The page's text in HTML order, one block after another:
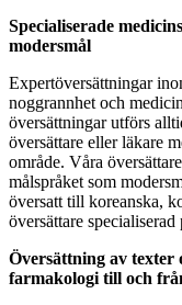
Specialiserade
modersmål
Expertöversättningar
noggrannhet och
översättningar utförs
översättare eller läkare
område. Våra
målspråket som
översatt till koreanska,
översättare
Översättning av texter
farmakologi till och